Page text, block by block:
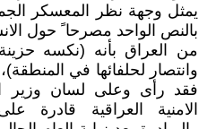
يمثل وجهة نظر المعسكر
بالنص الواحد مصرحا ً حول
من العراق بأنه (نكسه
وانتصار لحلفائها في
فقد رأى وعلى لسان وزير
الامنية العراقية قادرة